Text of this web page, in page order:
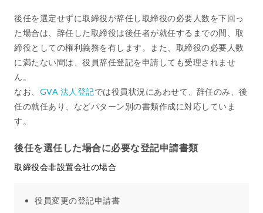
後任を選定せずに取締役が辞任し取締役の必要人数を下回っ
た場合は、辞任した取締役は後任者が就任するまでの間、取
締役としての権利義務を有します。また、取締役の必要人数
に満たない間は、役員辞任登記を申請しても受理されませ
ん。
なお、 GVA 法人登記では役員状況にあわせて、辞任のみ、後
任の就任あり、などパターン別の書類作成に対応していま
す。
後任を選任した場合に必要な登記申請書類
取締役会非設置会社の場合
役員変更の登記申請書